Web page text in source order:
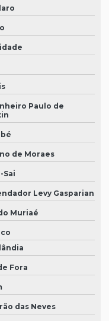
Paulo de
de Moraes
Sai
Levy Gasparian
Muriaé
Fora
das Neves